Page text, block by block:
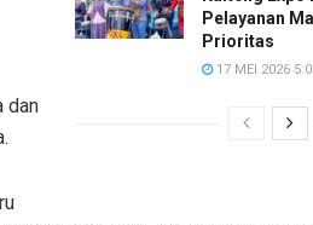
Pelayanan
Prioritas
17 MEI 2026
dan